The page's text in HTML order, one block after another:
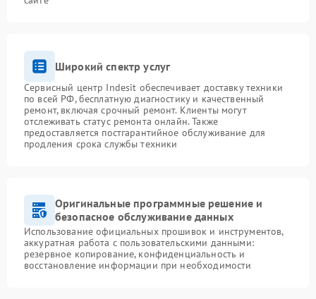
Широкий спектр услуг
Сервисный центр Indesit обеспечивает доставку техники
по всей РФ, бесплатную диагностику и качественный
ремонт, включая срочный ремонт. Клиенты могут
отслеживать статус ремонта онлайн. Также
предоставляется постгарантийное обслуживание для
продления срока службы техники
Оригинальные программные решение и
безопасное обслуживание данных
Использование официальных прошивок и инструментов,
аккуратная работа с пользовательскими данными:
резервное копирование, конфиденциальность и
восстановление информации при необходимости